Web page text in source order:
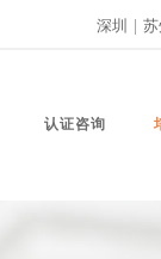
深圳 |
认证咨询